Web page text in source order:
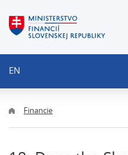
EN
Financie